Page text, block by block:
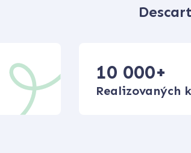
10 000+
Realizovaných